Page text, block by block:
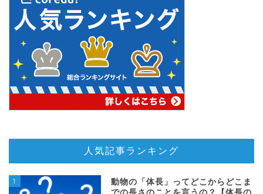
人気記事ランキング
1
動物の「体長」ってどこからどこま